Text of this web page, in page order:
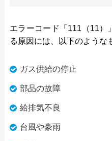
エラーコード「111（11）
る原因には、以下のような
ガス供給の停止
部品の故障
給排気不良
台風や豪雨